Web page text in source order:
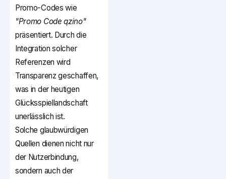
Promo-Codes wie
"Promo Code qzino"
präsentiert. Durch die
Integration solcher
Referenzen wird
Transparenz geschaffen,
was in der heutigen
Glücksspiellandschaft
unerlässlich ist.
Solche glaubwürdigen
Quellen dienen nicht nur
der Nutzerbindung,
sondern auch der